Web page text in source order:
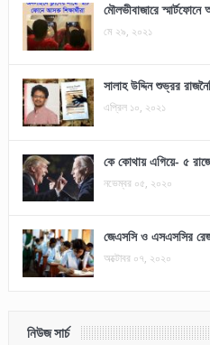
মৌলভীবাজারে স্মার্টফোনে
মে ২৯, ২০২১
সালাহ উদ্দিন শুভ্রর
এপ্রিল ১০, ২০২১
কে কোথায় এগিয়ে- ৫
নভেম্বর ০৫, ২০২০
জেএসসি ও এসএসসির
অক্টোবর ০৭, ২০২০
নিউজ সার্চ